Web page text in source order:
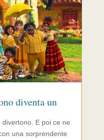
diventa un
E poi ce ne
una sorprendente